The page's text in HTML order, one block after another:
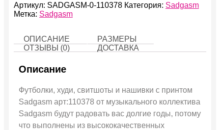
Артикул: SADGASM-0-110378 Категория: Sadgasm
Метка: Sadgasm
ОПИСАНИЕ
РАЗМЕРЫ
ОТЗЫВЫ (0)
ДОСТАВКА
Описание
Футболки, худи, свитшоты и нашивки с принтом
Sadgasm арт:110378 от музыкального коллектива
Sadgasm будут радовать вас долгие годы, потому
что выполнены из высококачественных